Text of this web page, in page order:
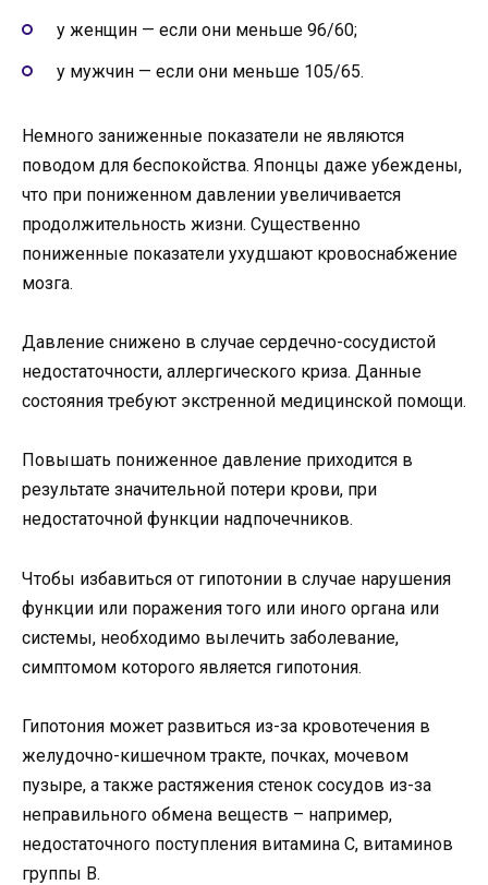
у женщин — если они меньше 96/60;
у мужчин — если они меньше 105/65.
Немного заниженные показатели не являются
поводом для беспокойства. Японцы даже убеждены,
что при пониженном давлении увеличивается
продолжительность жизни. Существенно
пониженные показатели ухудшают кровоснабжение
мозга.
Давление снижено в случае сердечно-сосудистой
недостаточности, аллергического криза. Данные
состояния требуют экстренной медицинской помощи.
Повышать пониженное давление приходится в
результате значительной потери крови, при
недостаточной функции надпочечников.
Чтобы избавиться от гипотонии в случае нарушения
функции или поражения того или иного органа или
системы, необходимо вылечить заболевание,
симптомом которого является гипотония.
Гипотония может развиться из-за кровотечения в
желудочно-кишечном тракте, почках, мочевом
пузыре, а также растяжения стенок сосудов из-за
неправильного обмена веществ – например,
недостаточного поступления витамина С, витаминов
группы В.